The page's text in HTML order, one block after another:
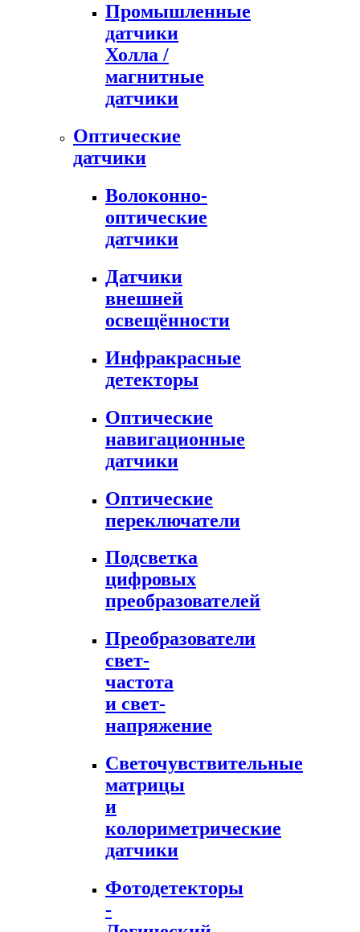
Промышленные
датчики
Холла /
магнитные
датчики
Оптические
датчики
Волоконно-
оптические
датчики
Датчики
внешней
освещённости
Инфракрасные
детекторы
Оптические
навигационные
датчики
Оптические
переключатели
Подсветка
цифровых
преобразователей
Преобразователи
свет-
частота
и свет-
напряжение
Светочувствительные
матрицы
и
колориметрические
датчики
Фотодетекторы
-